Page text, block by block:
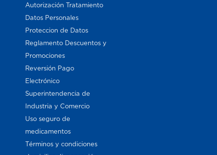
Autorización Tratamiento
Datos Personales
Proteccion de Datos
Reglamento Descuentos y
Promociones
Reversión Pago
Electrónico
Superintendencia de
Industria y Comercio
Uso seguro de
medicamentos
Términos y condiciones